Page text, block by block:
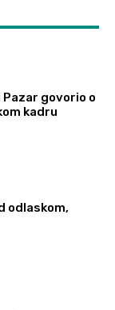
govorio o
kadru
odlaskom,